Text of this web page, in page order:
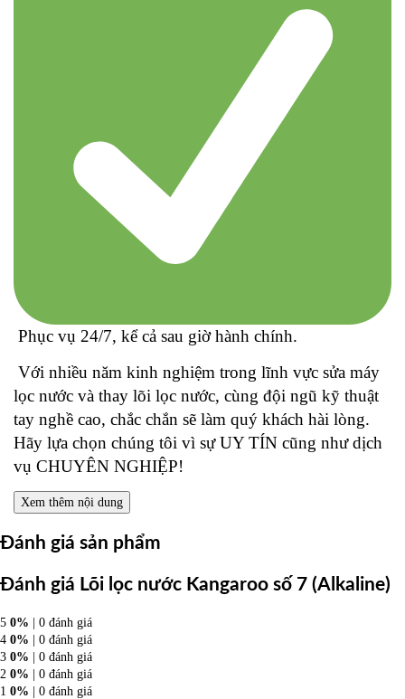
Phục vụ 24/7, kể cả sau giờ hành chính.
Với nhiều năm kinh nghiệm trong lĩnh vực sửa máy
lọc nước và thay lõi lọc nước, cùng đội ngũ kỹ thuật
tay nghề cao, chắc chắn sẽ làm quý khách hài lòng.
Hãy lựa chọn chúng tôi vì sự UY TÍN cũng như dịch
vụ CHUYÊN NGHIỆP!
Xem thêm nội dung
Đánh giá sản phẩm
Đánh giá Lõi lọc nước Kangaroo số 7 (Alkaline)
5 0% | 0 đánh giá
4 0% | 0 đánh giá
3 0% | 0 đánh giá
2 0% | 0 đánh giá
1 0% | 0 đánh giá